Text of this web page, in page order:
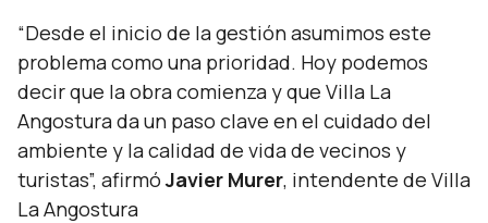
“Desde el inicio de la gestión asumimos este
problema como una prioridad. Hoy podemos
decir que la obra comienza y que Villa La
Angostura da un paso clave en el cuidado del
ambiente y la calidad de vida de vecinos y
turistas”, afirmóJavier Murer, intendente de Villa
La Angostura